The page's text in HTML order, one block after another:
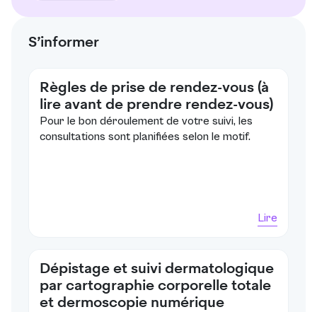
S’informer
Règles de prise de rendez-vous (à
lire avant de prendre rendez-vous)
Pour le bon déroulement de votre suivi, les
consultations sont planifiées selon le motif.
Lire
Dépistage et suivi dermatologique
par cartographie corporelle totale
et dermoscopie numérique